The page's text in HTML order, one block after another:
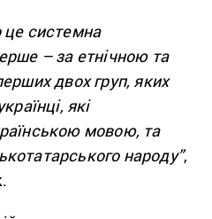
системна
– за етнічною та
двох груп, яких
які
мовою, та
народу”,